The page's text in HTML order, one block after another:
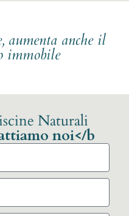
aumenta anche il
immobile
Naturali
noi</b